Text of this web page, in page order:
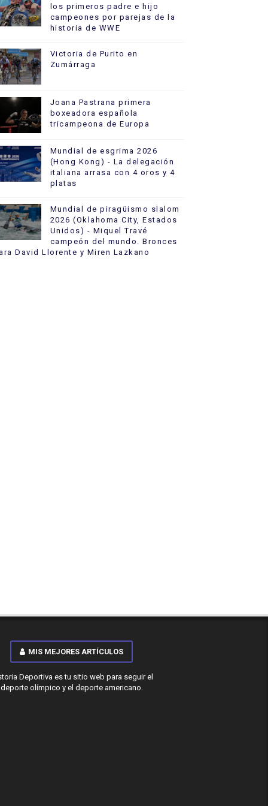
los primeros padre e hijo
campeones por parejas de la
historia de WWE
Victoria de Purito en
Zumárraga
Joana Pastrana primera
boxeadora española
tricampeona de Europa
Mundial de esgrima 2026
(Hong Kong) - La delegación
italiana arrasa con 4 oros y 4
platas
Mundial de piragüismo slalom
2026 (Oklahoma City, Estados
Unidos) - Miquel Travé
campeón del mundo. Bronces
David Llorente y Miren Lazkano
MIS MEJORES ARTÍCULOS
Deportiva es tu sitio web para seguir el
deporte olímpico y el deporte americano.